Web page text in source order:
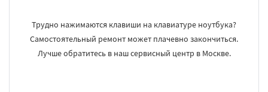
Трудно нажимаются клавиши на клавиатуре ноутбука?
Самостоятельный ремонт может плачевно закончиться.
Лучше обратитесь в наш сервисный центр в Москве.